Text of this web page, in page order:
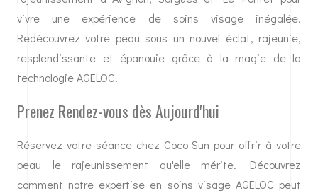
vivre une expérience de soins visage inégalée.
Redécouvrez votre peau sous un nouvel éclat, rajeunie,
resplendissante et épanouie grâce à la magie de la
technologie AGELOC.
Prenez Rendez-vous dès Aujourd'hui
Réservez votre séance chez Coco Sun pour offrir à votre
peau le rajeunissement qu'elle mérite. Découvrez
comment notre expertise en soins visage AGELOC peut